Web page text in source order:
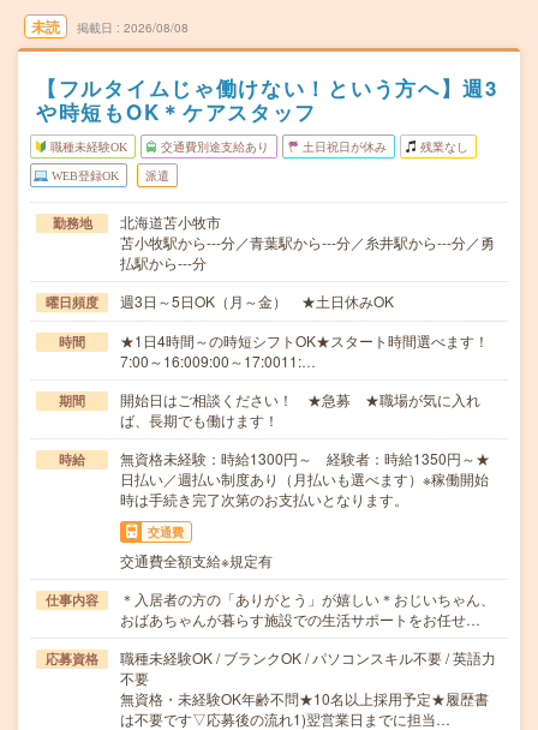
未読 掲載日 2026/08/08
【フルタイムじゃ働けない！という方へ】週3
や時短もOK＊ケアスタッフ
職種未経験OK 交通費別途支給あり 土日祝日が休み 残業なし
WEB登録OK 派遣
勤務地
北海道苫小牧市
苫小牧駅から---分／青葉駅から---分／糸井駅から---分／勇
払駅から---分
曜日頻度 週3日～5日OK（月～金） ★土日休みOK
時間
★1日4時間～の時短シフトOK★スタート時間選べます！
7:00～16:009:00～17:0011:…
期間
開始日はご相談ください！ ★急募 ★職場が気に入れ
ば、長期でも働けます！
時給
無資格未経験：時給1300円～ 経験者：時給1350円～★
日払い／週払い制度あり（月払いも選べます）※稼働開始
時は手続き完了次第のお支払いとなります。
交通費
交通費全額支給※規定有
仕事内容
＊入居者の方の「ありがとう」が嬉しい＊おじいちゃん、
おばあちゃんが暮らす施設での生活サポートをお任せ…
応募資格
職種未経験OK / ブランクOK / パソコンスキル不要 / 英語力
不要
無資格・未経験OK年齢不問★10名以上採用予定★履歴書
は不要です▽応募後の流れ1)翌営業日までに担当…